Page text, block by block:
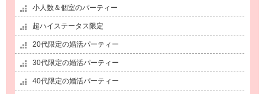
小人数＆個室のパーティー
超ハイステータス限定
20代限定の婚活パーティー
30代限定の婚活パーティー
40代限定の婚活パーティー